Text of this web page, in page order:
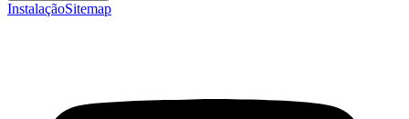
InstalaçãoSitemap